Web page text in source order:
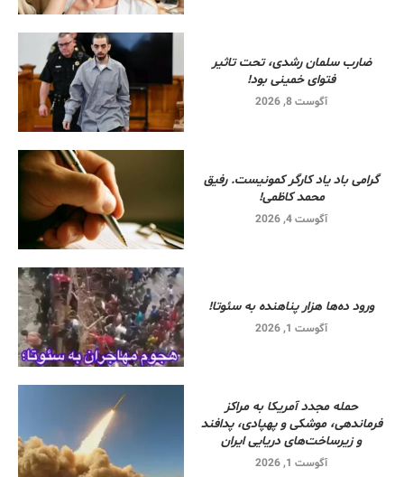
ضارب سلمان رشدی، تحت تاثیر
فتوای خمینی بود!
آگوست 8, 2026
گرامی باد یاد کارگر کمونیست. رفیق
محمد کاظمی!
آگوست 4, 2026
ورود ده‌ها هزار پناهنده به سئوتا!
آگوست 1, 2026
حمله مجدد آمریکا به مراکز
فرماندهی، موشکی و پهپادی، پدافند
و زیرساخت‌های دریایی ایران
آگوست 1, 2026